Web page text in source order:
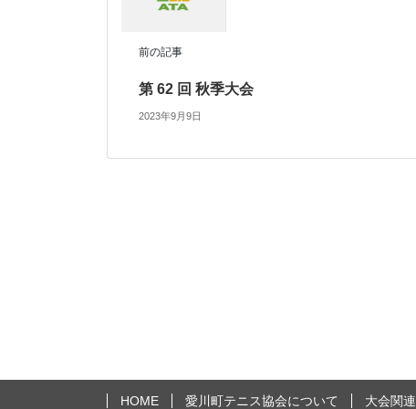
前の記事
第 62 回 秋季大会
2023年9月9日
HOME 愛川町テニス協会について 大会関連